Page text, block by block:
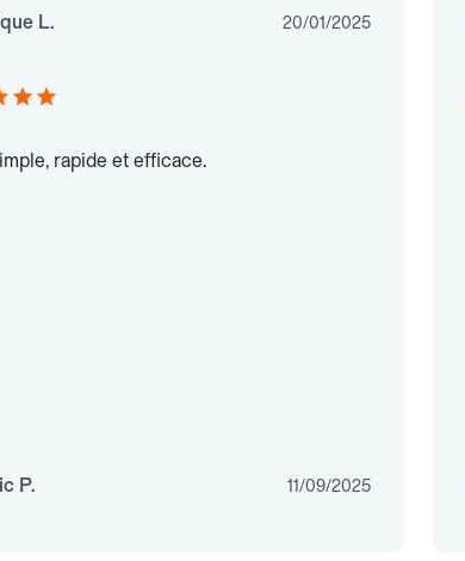
L. 20/01/2025
rapide et efficace.
P. 11/09/2025